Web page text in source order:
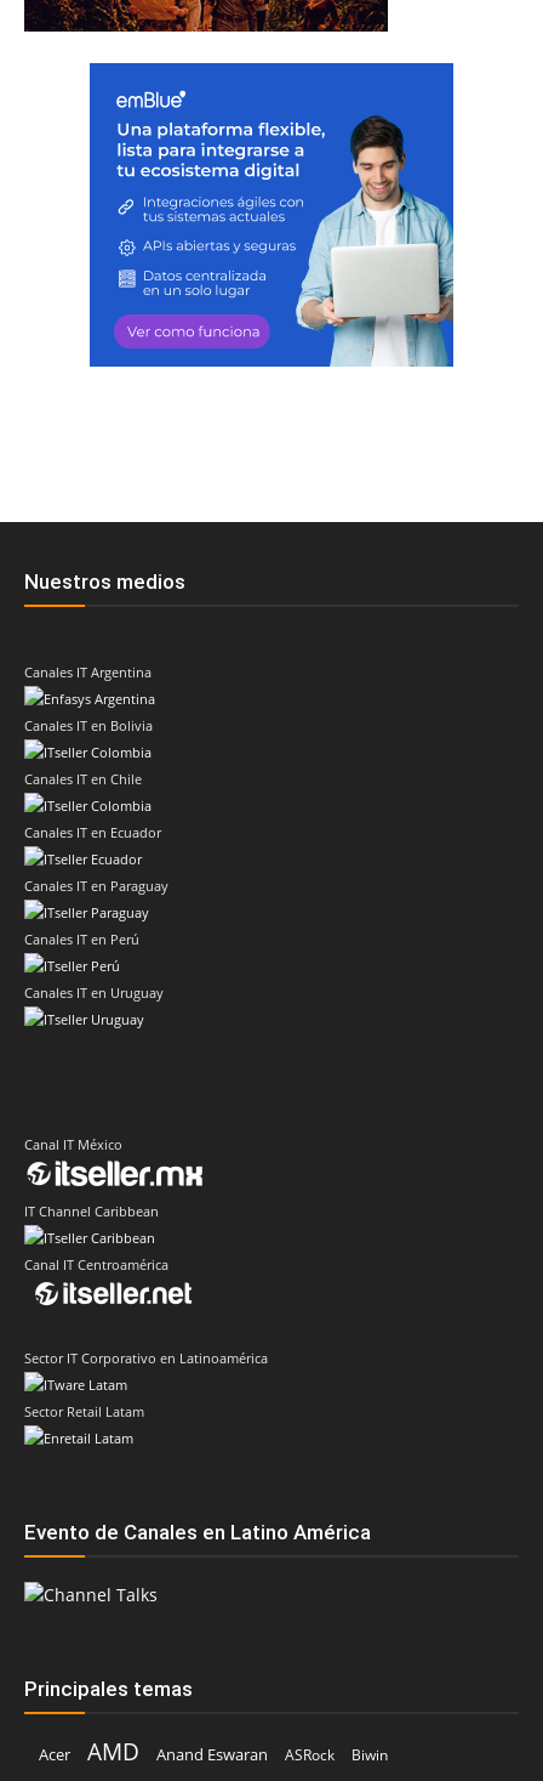
Nuestros medios
Canales IT Argentina
Canales IT en Bolivia
Canales IT en Chile
Canales IT en Ecuador
Canales IT en Paraguay
Canales IT en Perú
Canales IT en Uruguay
Canal IT México
IT Channel Caribbean
Canal IT Centroamérica
Sector IT Corporativo en Latinoamérica
Sector Retail Latam
Evento de Canales en Latino América
Principales temas
Acer AMD Anand Eswaran ASRock
Biwin